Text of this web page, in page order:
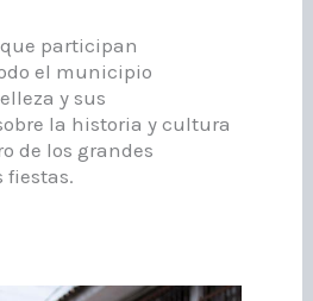
participan
el municipio
y sus
la historia y cultura
de los grandes
fiestas.